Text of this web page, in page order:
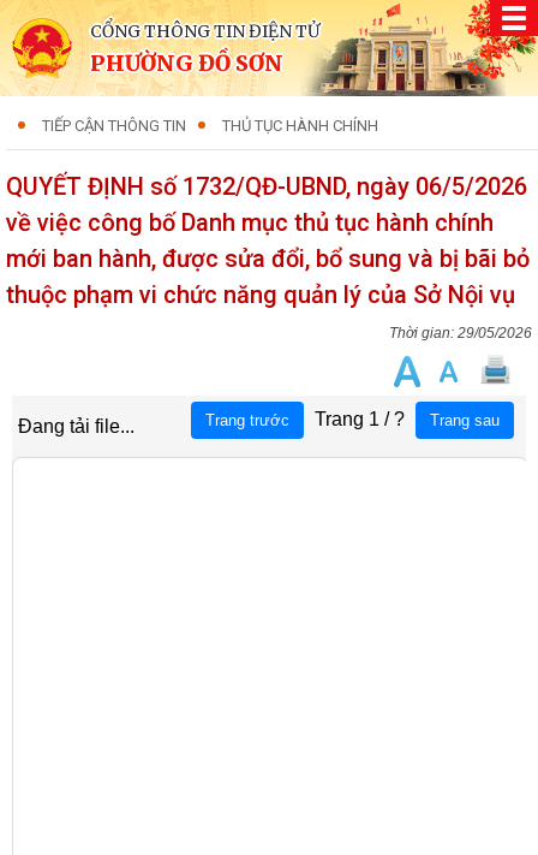
CỔNG THÔNG TIN ĐIỆN TỬ
PHƯỜNG ĐỒ SƠN
TIẾP CẬN THÔNG TIN THỦ TỤC HÀNH CHÍNH
QUYẾT ĐỊNH số 1732/QĐ-UBND, ngày 06/5/2026
về việc công bố Danh mục thủ tục hành chính
mới ban hành, được sửa đổi, bổ sung và bị bãi bỏ
thuộc phạm vi chức năng quản lý của Sở Nội vụ
29/05/2026